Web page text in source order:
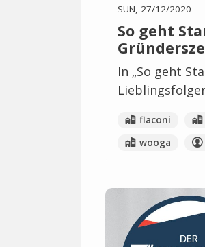
SUN, 27/12/2020
So geht
In „So geht
flaconi
wooga